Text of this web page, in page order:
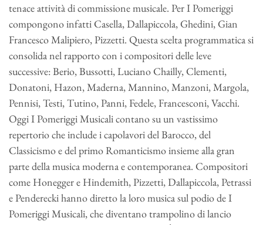
tenace attività di commissione musicale. Per I Pomeriggi
compongono infatti Casella, Dallapiccola, Ghedini, Gian
Francesco Malipiero, Pizzetti. Questa scelta programmatica si
consolida nel rapporto con i compositori delle leve
successive: Berio, Bussotti, Luciano Chailly, Clementi,
Donatoni, Hazon, Maderna, Mannino, Manzoni, Margola,
Pennisi, Testi, Tutino, Panni, Fedele, Francesconi, Vacchi.
Oggi I Pomeriggi Musicali contano su un vastissimo
repertorio che include i capolavori del Barocco, del
Classicismo e del primo Romanticismo insieme alla gran
parte della musica moderna e contemporanea. Compositori
come Honegger e Hindemith, Pizzetti, Dallapiccola, Petrassi
e Penderecki hanno diretto la loro musica sul podio de I
Pomeriggi Musicali, che diventano trampolino di lancio